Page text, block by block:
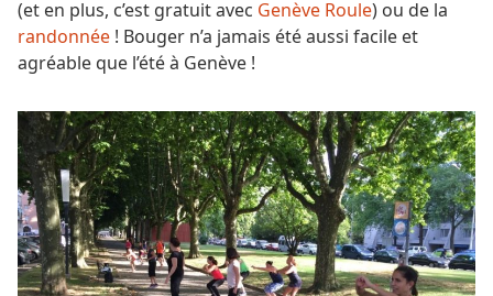
(et en plus, c’est gratuit avec Genève Roule) ou de la
randonnée ! Bouger n’a jamais été aussi facile et
agréable que l’été à Genève !